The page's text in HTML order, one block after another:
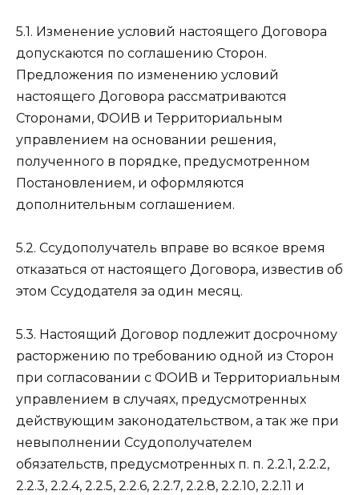
5.1. Изменение условий настоящего Договора
допускаются по соглашению Сторон.
Предложения по изменению условий
настоящего Договора рассматриваются
Сторонами, ФОИВ и Территориальным
управлением на основании решения,
полученного в порядке, предусмотренном
Постановлением, и оформляются
дополнительным соглашением.
5.2. Ссудополучатель вправе во всякое время
отказаться от настоящего Договора, известив об
этом Ссудодателя за один месяц.
5.3. Настоящий Договор подлежит досрочному
расторжению по требованию одной из Сторон
при согласовании с ФОИВ и Территориальным
управлением в случаях, предусмотренных
действующим законодательством, а так же при
невыполнении Ссудополучателем
обязательств, предусмотренных п. п. 2.2.1, 2.2.2,
2.2.3, 2.2.4, 2.2.5, 2.2.6, 2.2.7, 2.2.8, 2.2.10, 2.2.11 и